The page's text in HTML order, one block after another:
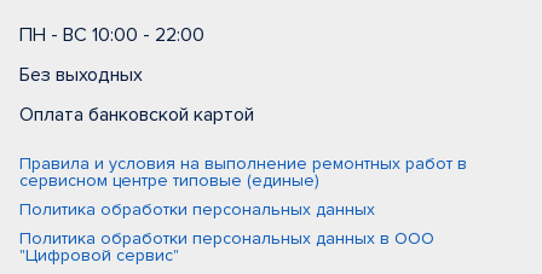
ПН - ВС 10:00 - 22:00
Без выходных
Оплата банковской картой
Правила и условия на выполнение ремонтных работ в
сервисном центре типовые (единые)
Политика обработки персональных данных
Политика обработки персональных данных в ООО
"Цифровой сервис"